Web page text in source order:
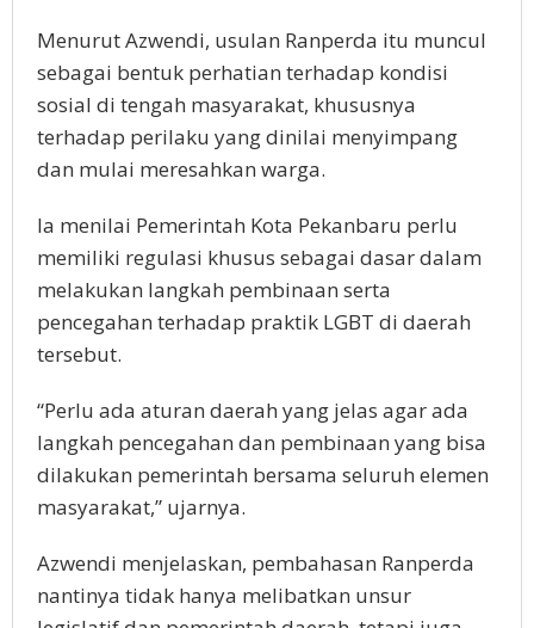
Menurut Azwendi, usulan Ranperda itu muncul
sebagai bentuk perhatian terhadap kondisi
sosial di tengah masyarakat, khususnya
terhadap perilaku yang dinilai menyimpang
dan mulai meresahkan warga.
Ia menilai Pemerintah Kota Pekanbaru perlu
memiliki regulasi khusus sebagai dasar dalam
melakukan langkah pembinaan serta
pencegahan terhadap praktik LGBT di daerah
tersebut.
“Perlu ada aturan daerah yang jelas agar ada
langkah pencegahan dan pembinaan yang bisa
dilakukan pemerintah bersama seluruh elemen
masyarakat,” ujarnya.
Azwendi menjelaskan, pembahasan Ranperda
nantinya tidak hanya melibatkan unsur